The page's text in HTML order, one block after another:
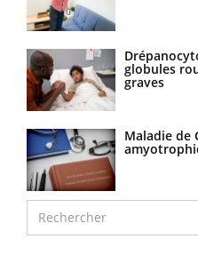
globules
graves
Maladie de